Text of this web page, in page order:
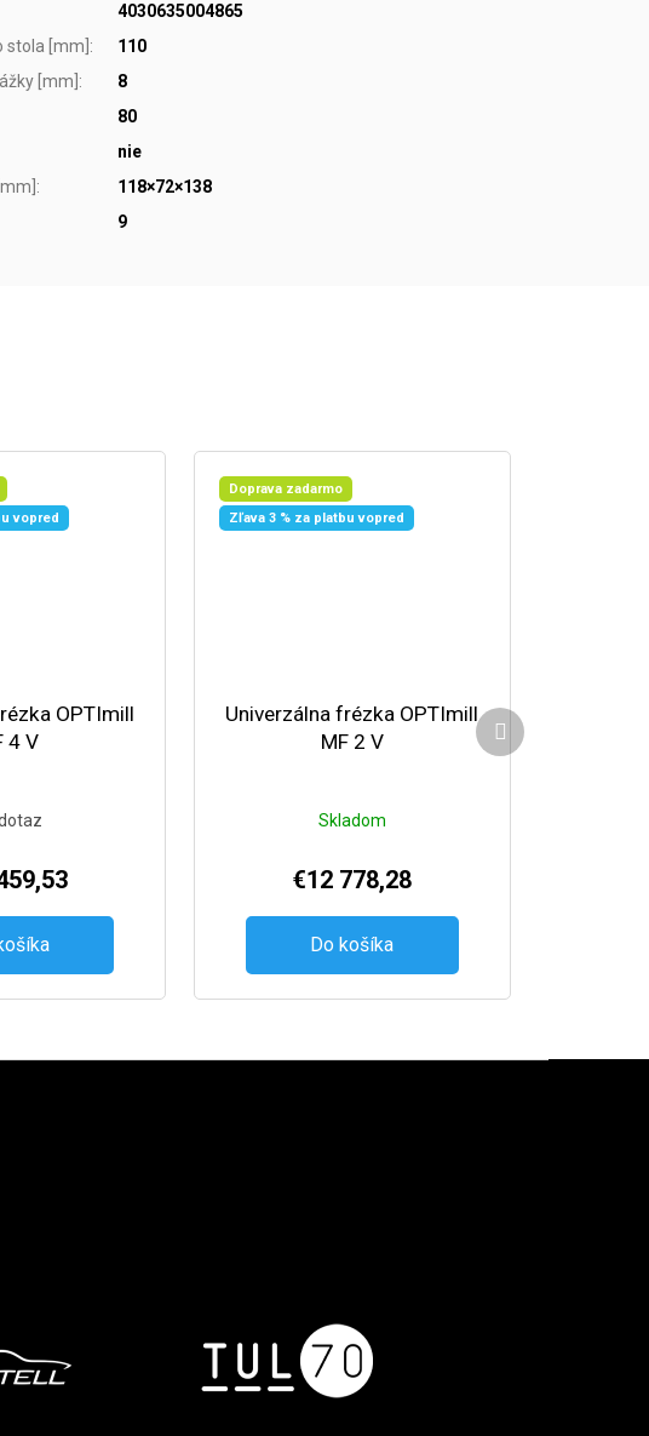
4030635004865
stola [mm] :
110
[mm] :
8
80
nie
:
118×72×138
9
vopred
OPTImill
4 V
Doprava zadarmo
Zľava 3 % za platbu vopred
Univerzálna frézka OPTImill
MF 2 V
Skladom
€12 778,28
Do košíka
Ďalší produkt